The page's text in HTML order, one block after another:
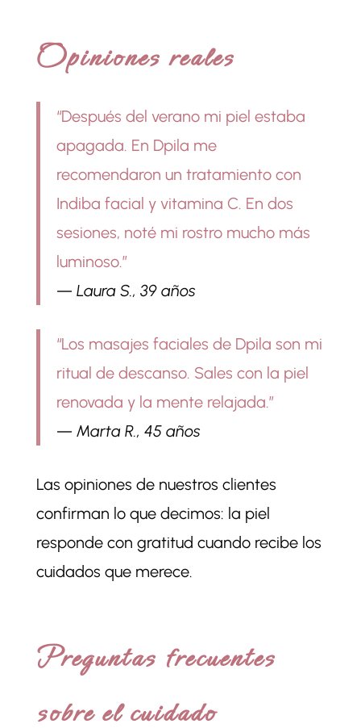
Opiniones reales
“Después del verano mi piel estaba
apagada. En Dpila me
recomendaron un tratamiento con
Indiba facial y vitamina C. En dos
sesiones, noté mi rostro mucho más
luminoso.”
— Laura S., 39 años
“Los masajes faciales de Dpila son mi
ritual de descanso. Sales con la piel
renovada y la mente relajada.”
— Marta R., 45 años
Las opiniones de nuestros clientes
confirman lo que decimos: la piel
responde con gratitud cuando recibe los
cuidados que merece.
Preguntas frecuentes
sobre el cuidado